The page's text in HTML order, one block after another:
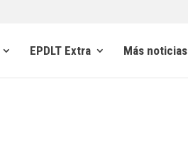
EPDLT Extra Más noticias